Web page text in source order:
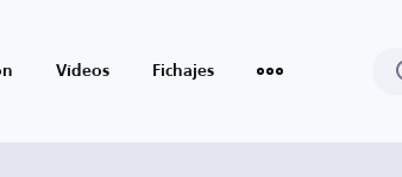
Vídeos Fichajes